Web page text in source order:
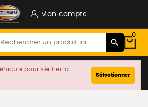
Mon compte
0
pour vérifier la
Sélectionner